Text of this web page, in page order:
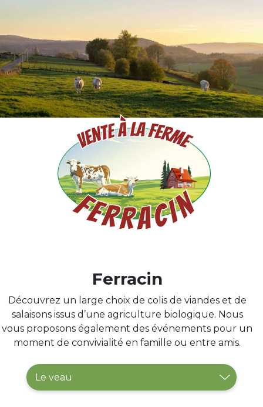
Ferracin
Découvrez un large choix de colis de viandes et de
salaisons issus d’une agriculture biologique. Nous
vous proposons également des événements pour un
moment de convivialité en famille ou entre amis.